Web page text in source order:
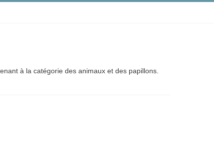
à la catégorie des animaux et des papillons.